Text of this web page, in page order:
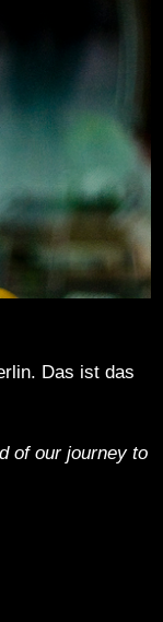
Das ist das
of our journey to